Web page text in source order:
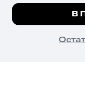
психотропных
их незаконный оборот
законодательством
© 2026 ООО «КИОН».
Все права защищены
Мы используемВ